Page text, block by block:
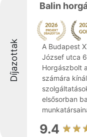
Díjazottak
Balin
A Budapest
József utca
Horgászbolt
számára
elsősorban
9.4